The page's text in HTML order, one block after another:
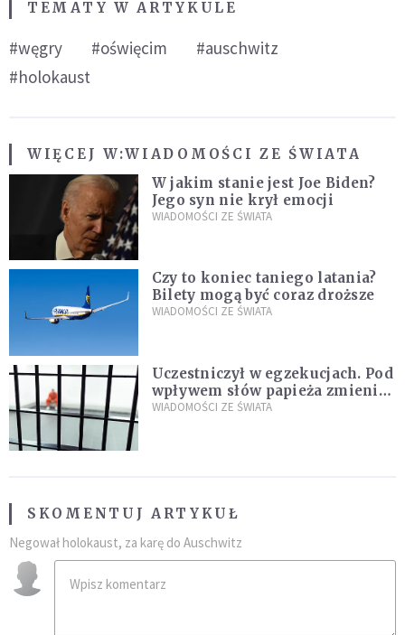
TEMATY W ARTYKULE
#węgry #oświęcim
#auschwitz
#holokaust
WIĘCEJ W:WIADOMOŚCI ZE ŚWIATA
W jakim stanie jest Joe Biden?
Jego syn nie krył emocji
WIADOMOŚCI ZE ŚWIATA
Czy to koniec taniego latania?
Bilety mogą być coraz droższe
WIADOMOŚCI ZE ŚWIATA
Uczestniczył w egzekucjach. Pod
wpływem słów papieża zmienił
zdanie
WIADOMOŚCI ZE ŚWIATA
SKOMENTUJ ARTYKUŁ
Negował holokaust, za karę do Auschwitz